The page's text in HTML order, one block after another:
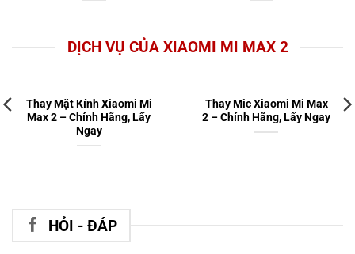
DỊCH VỤ CỦA XIAOMI MI MAX 2
Thay Mặt Kính Xiaomi Mi
Max 2 – Chính Hãng, Lấy
Ngay
Thay Mic Xiaomi Mi Max
2 – Chính Hãng, Lấy Ngay
HỎI - ĐÁP